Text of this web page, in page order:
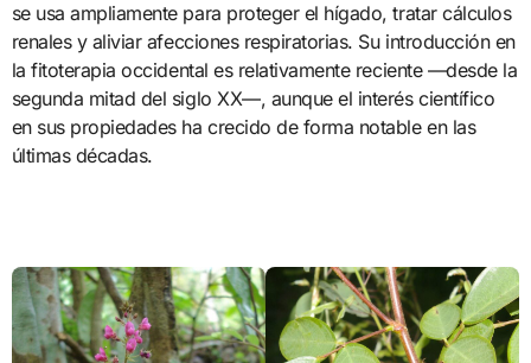
se usa ampliamente para proteger el hígado, tratar cálculos
renales y aliviar afecciones respiratorias. Su introducción en
la fitoterapia occidental es relativamente reciente —desde la
segunda mitad del siglo XX—, aunque el interés científico
en sus propiedades ha crecido de forma notable en las
últimas décadas.